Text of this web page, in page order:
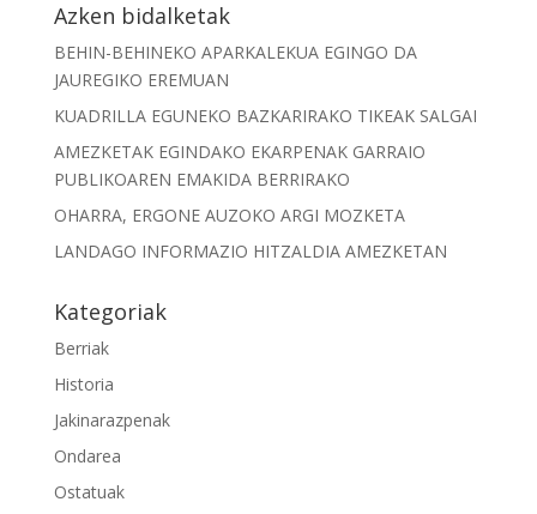
Azken bidalketak
BEHIN-BEHINEKO APARKALEKUA EGINGO DA
JAUREGIKO EREMUAN
KUADRILLA EGUNEKO BAZKARIRAKO TIKEAK SALGAI
AMEZKETAK EGINDAKO EKARPENAK GARRAIO
PUBLIKOAREN EMAKIDA BERRIRAKO
OHARRA, ERGONE AUZOKO ARGI MOZKETA
LANDAGO INFORMAZIO HITZALDIA AMEZKETAN
Kategoriak
Berriak
Historia
Jakinarazpenak
Ondarea
Ostatuak